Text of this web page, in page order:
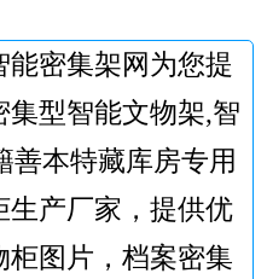
能密集架网为您提
型智能文物架,智
善本特藏库房专用
生产厂家，提供优
柜图片，档案密集